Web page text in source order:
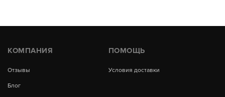
КОМПАНИЯ
Отзывы
Блог
ПОМОЩЬ
Условия доставки